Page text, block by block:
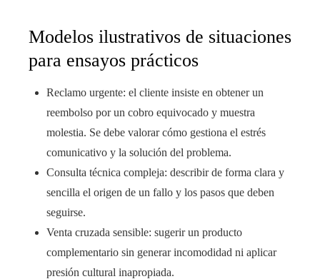
Modelos ilustrativos de situaciones
para ensayos prácticos
Reclamo urgente: el cliente insiste en obtener un
reembolso por un cobro equivocado y muestra
molestia. Se debe valorar cómo gestiona el estrés
comunicativo y la solución del problema.
Consulta técnica compleja: describir de forma clara y
sencilla el origen de un fallo y los pasos que deben
seguirse.
Venta cruzada sensible: sugerir un producto
complementario sin generar incomodidad ni aplicar
presión cultural inapropiada.